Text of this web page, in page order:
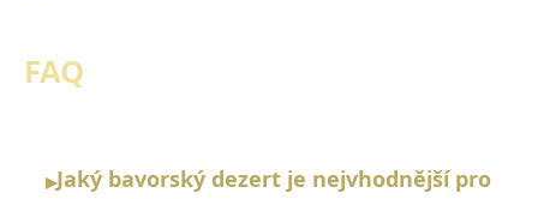
FAQ
▸Jaký bavorský dezert je nejvhodnější pro